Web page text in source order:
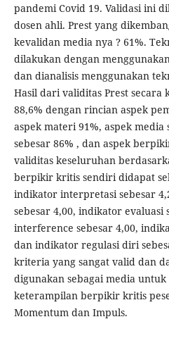
pandemi Covid 19. Validasi ini
dosen ahli. Prest yang
kevalidan media nya ? 61%.
dilakukan dengan
dan dianalisis menggunakan
Hasil dari validitas Prest secara
88,6% dengan rincian aspek
aspek materi 91%, aspek media
sebesar 86% , dan aspek
validitas keseluruhan
berpikir kritis sendiri didapat
indikator interpretasi sebesar
sebesar 4,00, indikator evaluasi
interference sebesar 4,00,
dan indikator regulasi diri
kriteria yang sangat valid dan
digunakan sebagai media
keterampilan berpikir kritis
Momentum dan Impuls.